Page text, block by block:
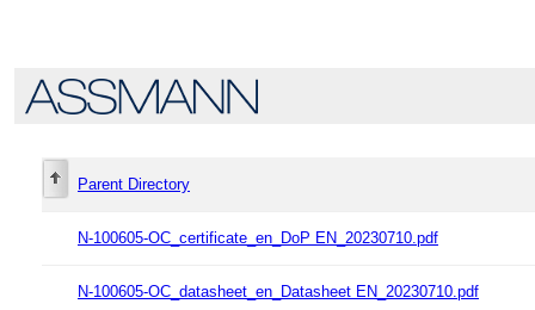
Parent Directory
N-100605-OC_certificate_en_DoP EN_20230710.pdf
N-100605-OC_datasheet_en_Datasheet EN_20230710.pdf